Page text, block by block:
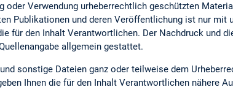
oder Verwendung urheberrechtlich geschützten
Publikationen und deren Veröffentlichung ist nur mit
für den Inhalt Verantwortlichen. Der Nachdruck und
allgemein gestattet.
sonstige Dateien ganz oder teilweise dem
Ihnen die für den Inhalt Verantwortlichen nähere